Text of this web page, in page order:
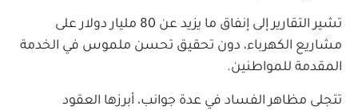
تشير التقارير إلى إنفاق ما يزيد عن 80 مليار دولار على
مشاريع الكهرباء، دون تحقيق تحسن ملموس في الخدمة
المقدمة للمواطنين.
تتجلى مظاهر الفساد في عدة جوانب، أبرزها العقود